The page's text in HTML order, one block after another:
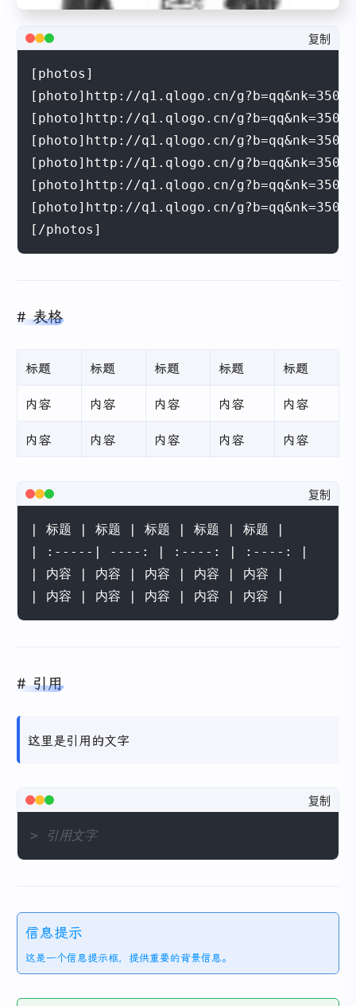
复制
[photos]
[photo]http://q1.qlogo.cn/
[photo]http://q1.qlogo.cn/
[photo]http://q1.qlogo.cn/
[photo]http://q1.qlogo.cn/
[photo]http://q1.qlogo.cn/
[photo]http://q1.qlogo.cn/
[/photos]
表格
标题 标题 标题 标题
标题
内容
内容 内容 内容
内容
内容
内容 内容 内容 内容
复制
| 标题 | 标题 | 标题 | 标题 | 标题 |
| :-----| ----: | :----: | :----: |
| 内容 | 内容 | 内容 | 内容 | 内容 |
| 内容 | 内容 | 内容 | 内容 | 内容 |
引用
这里是引用的文字
复制
> 引用文字
信息提示
这是一个信息提示框，提供重要的背景信息。